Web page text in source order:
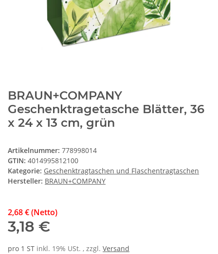
BRAUN+COMPANY
Geschenktragetasche Blätter, 36
x 24 x 13 cm, grün
Artikelnummer: 778998014
GTIN: 4014995812100
Kategorie: Geschenktragtaschen und Flaschentragtaschen
Hersteller: BRAUN+COMPANY
2,68 € (Netto)
3,18 €
pro 1 ST inkl. 19% USt. , zzgl. Versand